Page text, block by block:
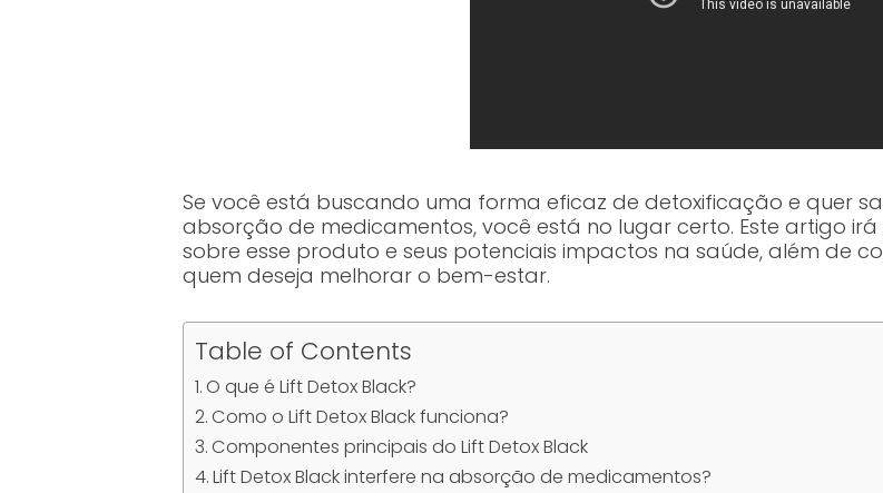
Se você está buscando uma forma eficaz de detoxificação e quer
absorção de medicamentos, você está no lugar certo. Este artigo
sobre esse produto e seus potenciais impactos na saúde, além de
quem deseja melhorar o bem-estar.
Table of Contents
O que é Lift Detox Black?
Como o Lift Detox Black funciona?
Componentes principais do Lift Detox Black
Lift Detox Black interfere na absorção de medicamentos?